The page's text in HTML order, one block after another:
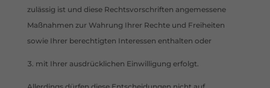
zulässig ist und diese Rechtsvorschriften angemessene
Maßnahmen zur Wahrung Ihrer Rechte und Freiheiten
sowie Ihrer berechtigten Interessen enthalten oder
mit Ihrer ausdrücklichen Einwilligung erfolgt.